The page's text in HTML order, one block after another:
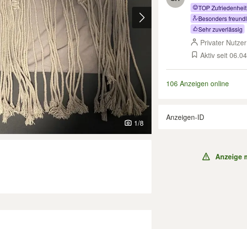
1/8
TOP Zufriedenheit
Besonders
Sehr zuverlässig
Privater Nutzer
Aktiv seit
106 Anzeigen online
Anzeigen-ID
Anzeige